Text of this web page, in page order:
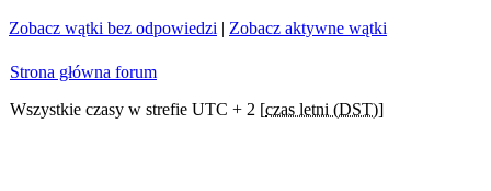
Zobacz wątki bez odpowiedzi | Zobacz aktywne wątki
Strona główna forum
Wszystkie czasy w strefie UTC + 2 [czas letni (DST)]